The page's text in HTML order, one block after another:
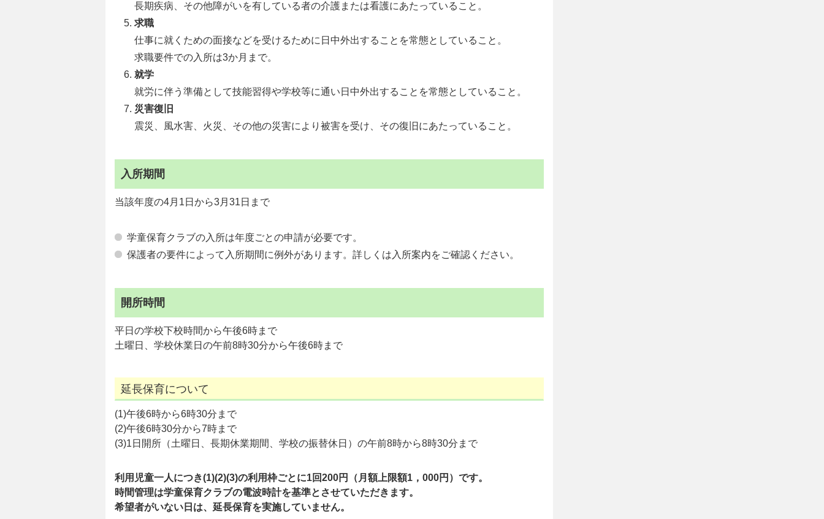
長期疾病、その他障がいを有している者の介護または看護にあたっていること。
求職
仕事に就くための面接などを受けるために日中外出することを常態としていること。
求職要件での入所は3か月まで。
就学
就労に伴う準備として技能習得や学校等に通い日中外出することを常態としていること。
災害復旧
震災、風水害、火災、その他の災害により被害を受け、その復旧にあたっていること。
入所期間
当該年度の4月1日から3月31日まで
学童保育クラブの入所は年度ごとの申請が必要です。
保護者の要件によって入所期間に例外があります。詳しくは入所案内をご確認ください。
開所時間
平日の学校下校時間から午後6時まで
土曜日、学校休業日の午前8時30分から午後6時まで
延長保育について
(1)午後6時から6時30分まで
(2)午後6時30分から7時まで
(3)1日開所（土曜日、長期休業期間、学校の振替休日）の午前8時から8時30分まで
利用児童一人につき(1)(2)(3)の利用枠ごとに1回200円（ 月額上限額1，000円）です。
時間管理は学童保育クラブの電波時計を基準とさせていただきます。
希望者がいない日は、延長保育を実施していません。